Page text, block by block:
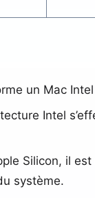
un Mac
Intel
Silicon, il
système.